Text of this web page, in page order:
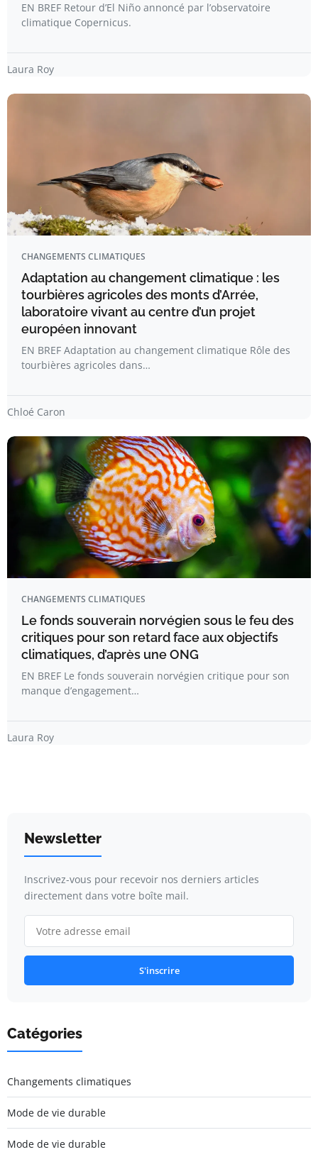
EN BREF Retour d’El Niño annoncé par l’observatoire
climatique Copernicus.
Laura Roy
CHANGEMENTS CLIMATIQUES
Adaptation au changement climatique : les
tourbières agricoles des monts d’Arrée,
laboratoire vivant au centre d’un projet
européen innovant
EN BREF Adaptation au changement climatique Rôle des
tourbières agricoles dans…
Chloé Caron
CHANGEMENTS CLIMATIQUES
Le fonds souverain norvégien sous le feu des
critiques pour son retard face aux objectifs
climatiques, d’après une ONG
EN BREF Le fonds souverain norvégien critique pour son
manque d’engagement…
Laura Roy
Newsletter
Inscrivez-vous pour recevoir nos derniers articles
directement dans votre boîte mail.
S'inscrire
Catégories
Changements climatiques
Mode de vie durable
Mode de vie durable